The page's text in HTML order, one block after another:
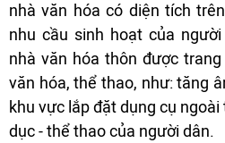
nhà văn hóa có diện tích
nhu cầu sinh hoạt của
nhà văn hóa thôn được
văn hóa, thể thao, như: tăng
khu vực lắp đặt dụng cụ
dục - thể thao của người dân.